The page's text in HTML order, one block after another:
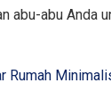
abu-abu Anda
Rumah